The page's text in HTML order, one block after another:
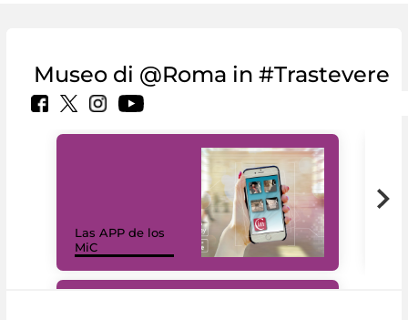
Museo di @Roma in #Trastevere
Las APP de los
MiC